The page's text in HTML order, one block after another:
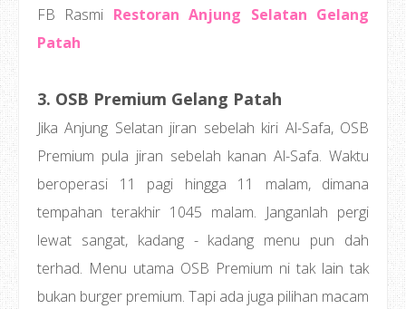
FB Rasmi Restoran Anjung Selatan Gelang
Patah
3. OSB Premium Gelang Patah
Jika Anjung Selatan jiran sebelah kiri Al-Safa, OSB
Premium pula jiran sebelah kanan Al-Safa. Waktu
beroperasi 11 pagi hingga 11 malam, dimana
tempahan terakhir 1045 malam. Janganlah pergi
lewat sangat, kadang - kadang menu pun dah
terhad. Menu utama OSB Premium ni tak lain tak
bukan burger premium. Tapi ada juga pilihan macam